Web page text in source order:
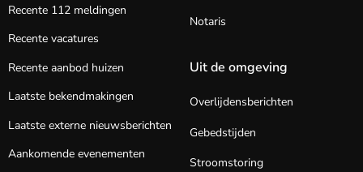
Recente 112 meldingen
Recente vacatures
Recente aanbod huizen
Laatste bekendmakingen
Laatste externe nieuwsberichten
Aankomende evenementen
Notaris
Uit de omgeving
Overlijdensberichten
Gebedstijden
Stroomstoring